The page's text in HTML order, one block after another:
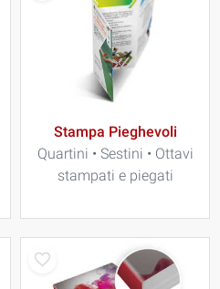
Stampa Pieghevoli
Quartini • Sestini • Ottavi
stampati e piegati